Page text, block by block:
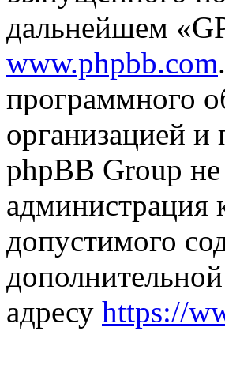
дальнейшем
www.phpbb.com
программного
организацией
phpBB Group не
администрация
допустимого
адресу https://